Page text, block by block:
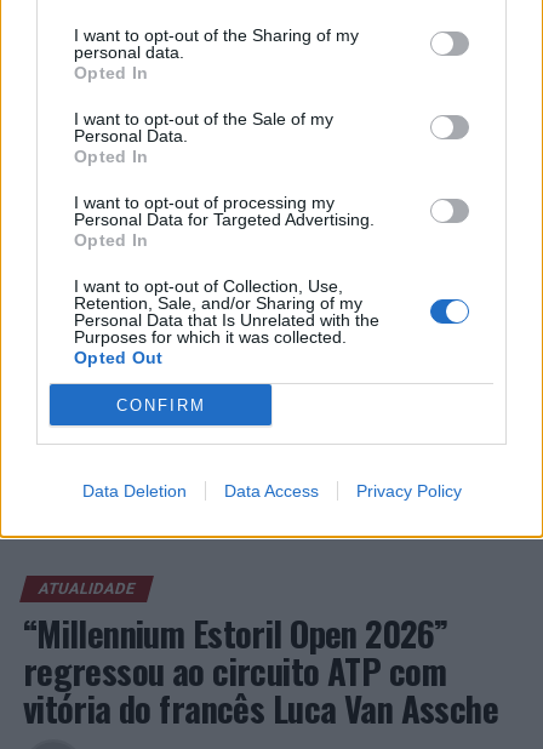
I want to opt-out of the Sharing of my
personal data.
Opted In
I want to opt-out of the Sale of my
Personal Data.
Opted In
I want to opt-out of processing my
Personal Data for Targeted Advertising.
Opted In
I want to opt-out of Collection, Use,
Retention, Sale, and/or Sharing of my
Personal Data that Is Unrelated with the
Purposes for which it was collected.
Opted Out
CONFIRM
Data Deletion Data Access Privacy Policy
Segundo o neurocientista português Fabiano de Abreu
Agrela Rodrigues, a cultura digital pode reduzir o uso de
capacidades cognitivas que favoreceram a evolução
humana, como a criatividade e a concentração
prolongada. Essa redução pode ocorrer antes que
qualquer alteração genética aconteça.
De acordo com o especialista, o cérebro humano evoluiu
em um ambiente de escassez de estímulos, mas hoje
enfrenta notificações constantes, excesso de
informações e mudanças frequentes de atenção. Para
ele, essa diferença impõe uma carga elevada ao córtex
pré-frontal, responsável pelo planejamento e controle
executivo.
O pesquisador afirma que plataformas digitais também
cérebro, favorecendo a fadiga mental, a dificuldade de
manter a atenção e a procrastinação. Na sua visão,
tarefas inacabadas permanecem ativas na memória e
aumentam a sensação de sobrecarga, enquanto o stress
prolongado pode elevar os níveis de cortisol e
prejudicar o desempenho cognitivo.
CONTINUAR A LER
ATUALIDADE
“Millennium Estoril Open 2026”
regressou ao circuito ATP com
vitória do francês Luca Van Assche